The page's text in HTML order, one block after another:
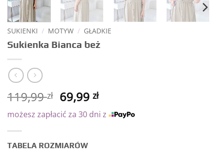
SUKIENKI / MOTYW / GŁADKIE
Sukienka Bianca beż
119,99zł 69,99zł
możesz zapłacić za 30 dni z
TABELA ROZMIARÓW